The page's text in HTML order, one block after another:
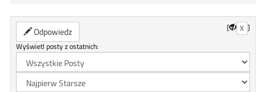
Odpowiedz [ X ]
Wyświetl posty z ostatnich: